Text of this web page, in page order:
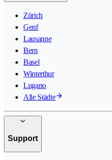
Zürich
Genf
Lausanne
Bern
Basel
Winterthur
Lugano
Alle Städte
Support